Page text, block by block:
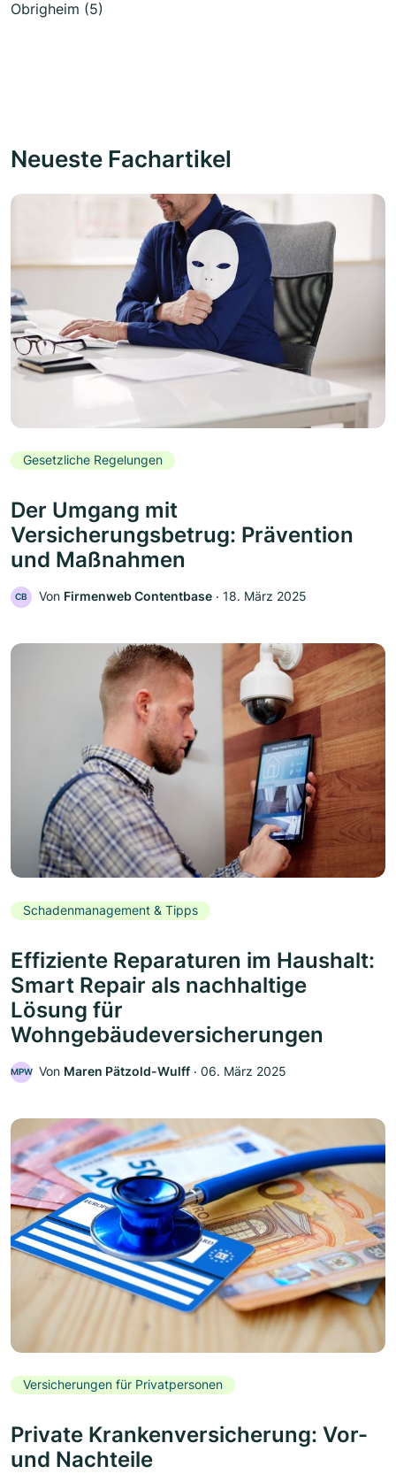
Obrigheim (5)
Neueste Fachartikel
Gesetzliche Regelungen
Der Umgang mit
Versicherungsbetrug: Prävention
und Maßnahmen
CB Von Firmenweb Contentbase ‧ 18. März 2025
Schadenmanagement & Tipps
Effiziente Reparaturen im Haushalt:
Smart Repair als nachhaltige
Lösung für
Wohngebäudeversicherungen
MPW Von Maren Pätzold-Wulff ‧ 06. März 2025
Versicherungen für Privatpersonen
Private Krankenversicherung: Vor-
und Nachteile